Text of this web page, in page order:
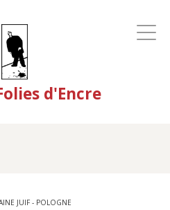
d'Encre
JUIF- POLOGNE